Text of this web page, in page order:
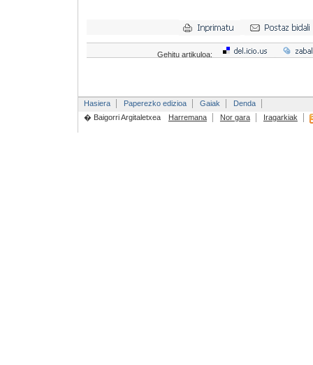
Gehitu artikuloa:
Hasiera Paperezko edizioa Gaiak
Denda
� Baigorri Argitaletxea
Harremana Nor gara Iragarkiak